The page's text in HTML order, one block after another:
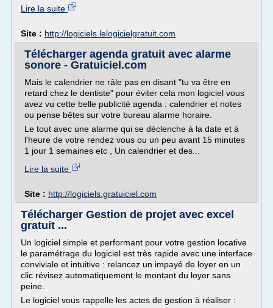
Lire la suite
Site : http://logiciels.lelogicielgratuit.com
Télécharger agenda gratuit avec alarme
sonore - Gratuiciel.com
Mais le calendrier ne râle pas en disant "tu va être en
retard chez le dentiste" pour éviter cela mon logiciel vous
avez vu cette belle publicité agenda : calendrier et notes
ou pense bêtes sur votre bureau alarme horaire.
Le tout avec une alarme qui se déclenche à la date et à
l'heure de votre rendez vous ou un peu avant 15 minutes
1 jour 1 semaines etc , Un calendrier et des...
Lire la suite
Site : http://logiciels.gratuiciel.com
Télécharger Gestion de projet avec excel
gratuit ...
Un logiciel simple et performant pour votre gestion locative
le paramétrage du logiciel est très rapide avec une interface
conviviale et intuitive : relancez un impayé de loyer en un
clic révisez automatiquement le montant du loyer sans
peine.
Le logiciel vous rappelle les actes de gestion à réaliser :